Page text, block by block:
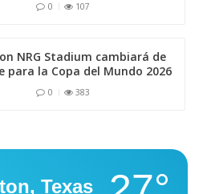
0 107
NRG Stadium cambiará de
para la Copa del Mundo 2026
0 383
Texas